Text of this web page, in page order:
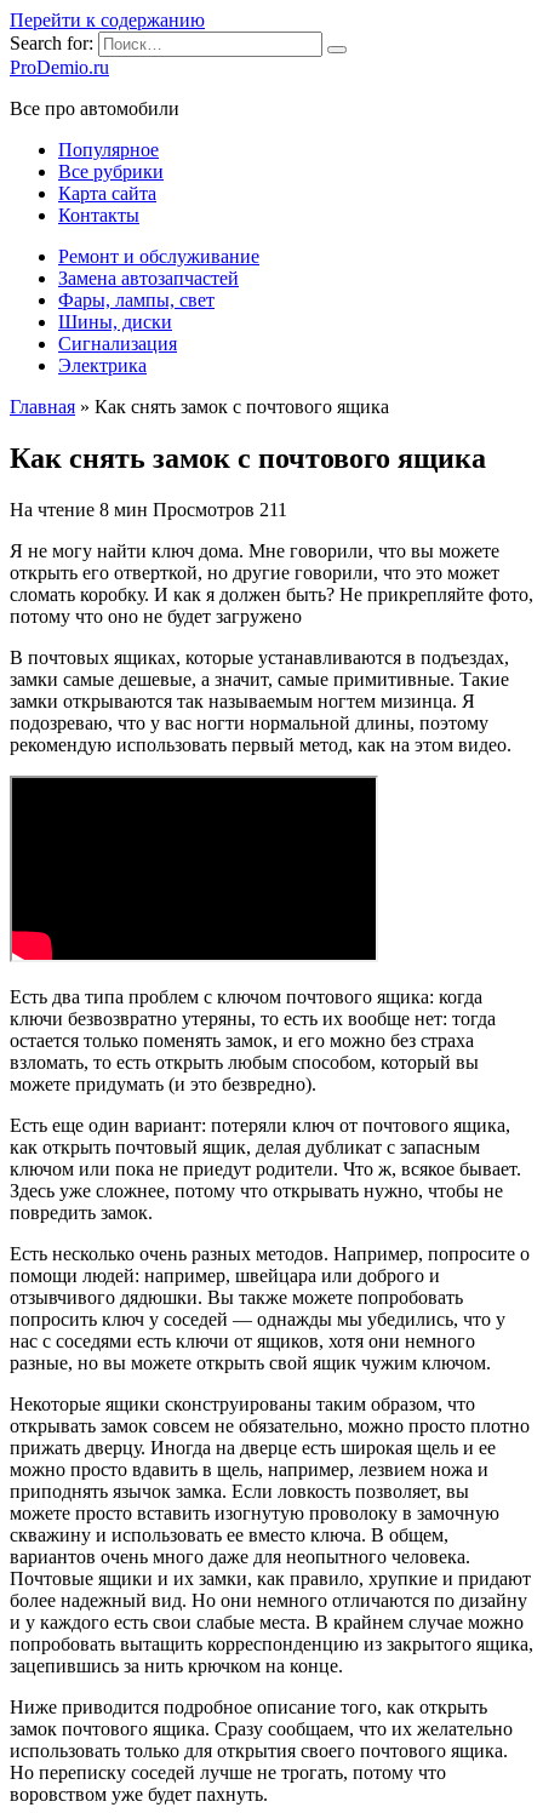
Перейти к содержанию
Search for:
ProDemio.ru
Все про автомобили
Популярное
Все рубрики
Карта сайта
Контакты
Ремонт и обслуживание
Замена автозапчастей
Фары, лампы, свет
Шины, диски
Сигнализация
Электрика
Главная » Как снять замок с почтового ящика
Как снять замок с почтового ящика
На чтение 8 мин Просмотров 211
Я не могу найти ключ дома. Мне говорили, что вы можете
открыть его отверткой, но другие говорили, что это может
сломать коробку. И как я должен быть? Не прикрепляйте фото,
потому что оно не будет загружено
В почтовых ящиках, которые устанавливаются в подъездах,
замки самые дешевые, а значит, самые примитивные. Такие
замки открываются так называемым ногтем мизинца. Я
подозреваю, что у вас ногти нормальной длины, поэтому
рекомендую использовать первый метод, как на этом видео.
Есть два типа проблем с ключом почтового ящика: когда
ключи безвозвратно утеряны, то есть их вообще нет: тогда
остается только поменять замок, и его можно без страха
взломать, то есть открыть любым способом, который вы
можете придумать (и это безвредно).
Есть еще один вариант: потеряли ключ от почтового ящика,
как открыть почтовый ящик, делая дубликат с запасным
ключом или пока не приедут родители. Что ж, всякое бывает.
Здесь уже сложнее, потому что открывать нужно, чтобы не
повредить замок.
Есть несколько очень разных методов. Например, попросите о
помощи людей: например, швейцара или доброго и
отзывчивого дядюшки. Вы также можете попробовать
попросить ключ у соседей — однажды мы убедились, что у
нас с соседями есть ключи от ящиков, хотя они немного
разные, но вы можете открыть свой ящик чужим ключом.
Некоторые ящики сконструированы таким образом, что
открывать замок совсем не обязательно, можно просто плотно
прижать дверцу. Иногда на дверце есть широкая щель и ее
можно просто вдавить в щель, например, лезвием ножа и
приподнять язычок замка. Если ловкость позволяет, вы
можете просто вставить изогнутую проволоку в замочную
скважину и использовать ее вместо ключа. В общем,
вариантов очень много даже для неопытного человека.
Почтовые ящики и их замки, как правило, хрупкие и придают
более надежный вид. Но они немного отличаются по дизайну
и у каждого есть свои слабые места. В крайнем случае можно
попробовать вытащить корреспонденцию из закрытого ящика,
зацепившись за нить крючком на конце.
Ниже приводится подробное описание того, как открыть
замок почтового ящика. Сразу сообщаем, что их желательно
использовать только для открытия своего почтового ящика.
Но переписку соседей лучше не трогать, потому что
воровством уже будет пахнуть.